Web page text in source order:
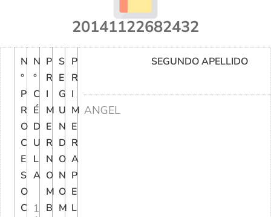
20141122682432
N
°
P
R
O
C
E
S
O
C
N
°
C
É
D
U
L
A
1
P
R
I
M
E
R
N
O
M
B
S
E
G
U
N
D
O
N
O
M
P
R
I
M
E
R
A
P
E
L
SEGUNDO APELLIDO
ANGEL